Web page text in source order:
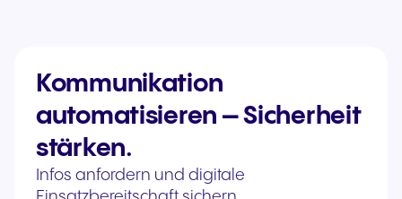
Kommunikation
automatisieren – Sicherheit
stärken.
Infos anfordern und digitale